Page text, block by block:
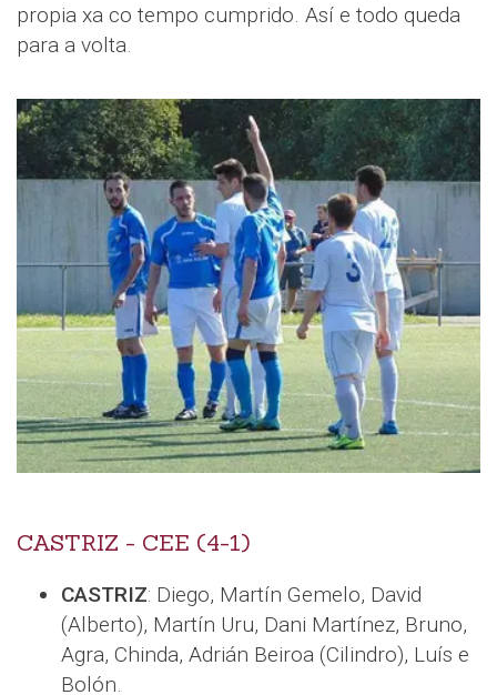
propia xa co tempo cumprido. Así e todo queda
para a volta.
CASTRIZ - CEE (4-1)
CASTRIZ: Diego, Martín Gemelo, David
(Alberto), Martín Uru, Dani Martínez, Bruno,
Agra, Chinda, Adrián Beiroa (Cilindro), Luís e
Bolón.